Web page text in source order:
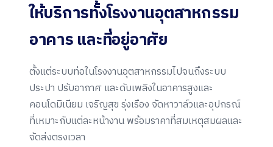
ให้บริการทั้งโรงงานอุตสาหกรรม
อาคาร และที่อยู่อาศัย
ตั้งแต่ระบบท่อในโรงงานอุตสาหกรรมไปจนถึงระบบ
ประปา ปรับอากาศ และดับเพลิงในอาคารสูงและ
คอนโดมิเนียม เจริญสุข รุ่งเรือง จัดหาวาล์วและอุปกรณ์
ที่เหมาะกับแต่ละหน้างาน พร้อมราคาที่สมเหตุสมผลและ
จัดส่งตรงเวลา